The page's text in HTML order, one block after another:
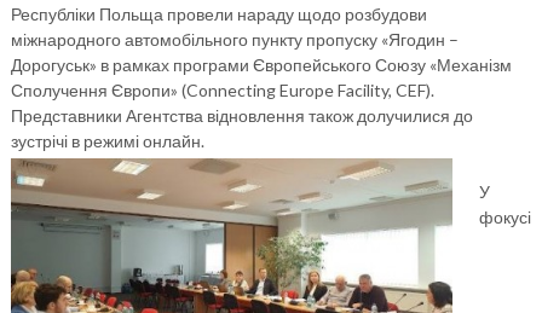
Республіки Польща провели нараду щодо розбудови
міжнародного автомобільного пункту пропуску «Ягодин –
Дорогуськ» в рамках програми Європейського Союзу «Механізм
Сполучення Європи» (Connecting Europe Facility, CEF).
Представники Агентства відновлення також долучилися до
зустрічі в режимі онлайн.
У
фокусі